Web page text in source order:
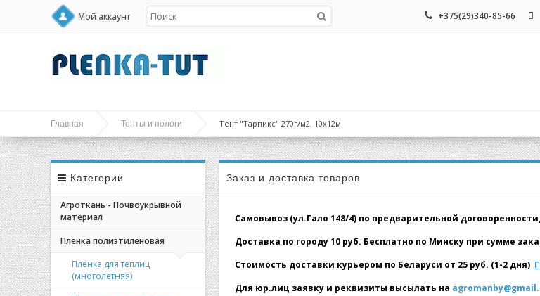
Мой аккаунт +375(29)340-85-66
Главная Тенты и пологи Тент "Тарпикс" 270г/м2, 10х12м
Категории
Агроткань - Почвоукрывной
материал
Пленка полиэтиленовая
Пленка для теплиц
(многолетняя)
Заказ и доставка товаров
Самовывоз (ул.Гало 148/4) по предварительной
Доставка по городу 10 руб. Бесплатно по Минску при сумме
Стоимость доставки курьером по Беларуси от 25 руб. (1-2 дня)
Для юр.лиц заявку и реквизиты высылать на